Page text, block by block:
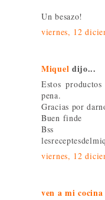
Un besazo!
viernes, 12
Miquel dijo...
Estos
pena.
Gracias por
Buen finde
Bss
viernes, 12
ven a mi cocina